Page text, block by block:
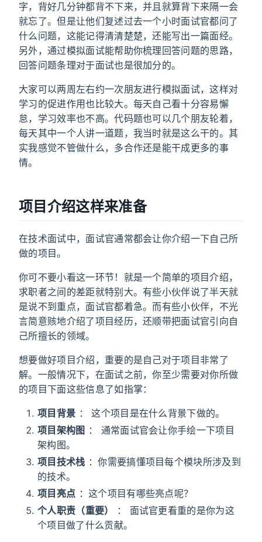
字，背好几分钟都背不下来，并且就算背下来隔一会
就忘了。但是让他们复述过去一个小时面试官都问了
什么问题，这能记得清清楚楚，还能写出一篇面经。
另外，通过模拟面试能帮助你梳理回答问题的思路，
回答问题条理对于面试也是很加分的。
大家可以两周左右约一次朋友进行模拟面试，这样对
学习的促进作用也比较大。每天自己看十分容易懈
怠，学习效率也不高。代码题也可以几个朋友轮着，
每天其中一个人讲一道题，我当时就是这么干的。其
实我感觉不管做什么，多合作还是能干成更多的事
情。
项目介绍这样来准备
在技术面试中，面试官通常都会让你介绍一下自己所
做的项目。
你可不要小看这一环节！就是一个简单的项目介绍，
求职者之间的差距就特别大。有些小伙伴说了半天就
是说不到重点，面试官都着急。而有些小伙伴，不光
言简意赅地介绍了项目经历，还顺带把面试官引向自
己所擅长的领域。
想要做好项目介绍，重要的是自己对于项目非常了
解。一般情况下，在面试之前，你至少需要对你所做
的项目下面这些信息了如指掌：
项目背景 ： 这个项目是在什么背景下做的。
项目架构图 ： 通常面试官会让你手绘一下项目
架构图。
项目技术栈 ：你需要搞懂项目每个模块所涉及到
的技术。
项目亮点 ：这个项目有哪些亮点呢？
个人职责（重要）
： 面试官更看重的是你为这
个项目做了什么贡献。